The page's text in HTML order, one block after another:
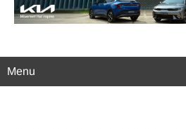
Menu